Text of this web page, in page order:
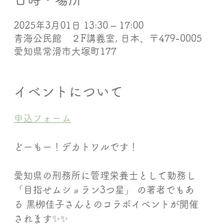
2025年3月01日 13:30 – 17:00
青海公民館 ２F講義室, 日本、〒479-0005
愛知県常滑市大塚町177
イベントについて
申込フォーム
どーもー！デカトワルです！
愛知県の刑務所に管理栄養士として勤務し
「目指せムショラン3つ星」 の著者でもあ
る 黒栁佳子さんとのコラボイベントが開催
されます✨✨